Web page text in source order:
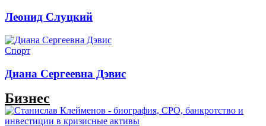
Леонид Слуцкий
Спорт
Диана Сергеевна Дэвис
Бизнес